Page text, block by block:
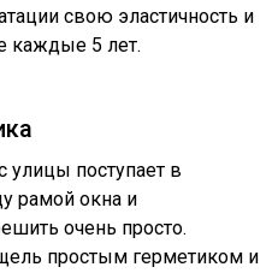
свою эластичность и
каждые 5 лет.
улицы поступает в
рамой окна и
очень просто.
простым герметиком и